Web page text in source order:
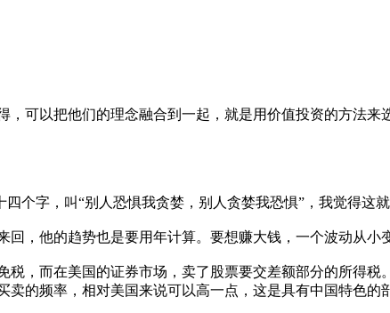
可以把他们的理念融合到一起，就是用价值投资的方法来
字，叫“别人恐惧我贪婪，别人贪婪我恐惧”，我觉得这就
他的趋势也是要用年计算。要想赚大钱，一个波动从小
而在美国的证券市场，卖了股票要交差额部分的所得税
的频率，相对美国来说可以高一点，这是具有中国特色的